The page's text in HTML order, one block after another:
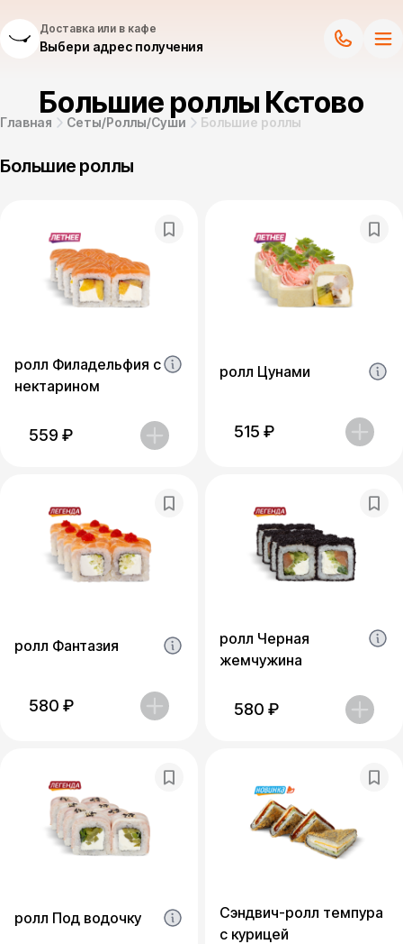
Доставка или в кафе
Выбери адрес получения
Большие роллы Кстово
Главная Сеты/Роллы/Суши Большие роллы
Большие роллы
ролл Филадельфия с
нектарином
559 ₽
ролл Цунами
515 ₽
ролл Фантазия
580 ₽
ролл Черная
жемчужина
580 ₽
ролл Под водочку
Сэндвич-ролл темпура
с курицей